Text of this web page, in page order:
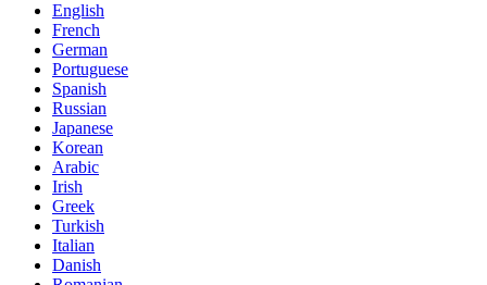
English
French
German
Portuguese
Spanish
Russian
Japanese
Korean
Arabic
Irish
Greek
Turkish
Italian
Danish